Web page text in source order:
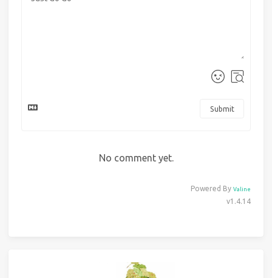
Submit
No comment yet.
Powered By Valine
v1.4.14